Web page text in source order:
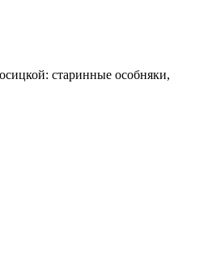
старинные особняки,